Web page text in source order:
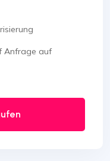
Anfrage auf